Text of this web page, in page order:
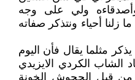
ولي على وجه
أحياء ونتذكر صفاته
مثلما يقال فأن اليوم
الشاب الكردي الايزيدي
من قبل الجحوش الخونة